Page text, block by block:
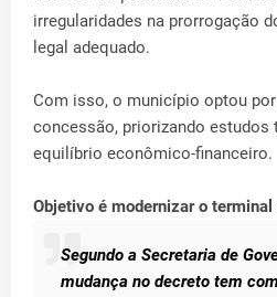
irregularidades na prorrogação
legal adequado.
Com isso, o município optou
concessão, priorizando estudos
equilíbrio econômico-financeiro.
Objetivo é modernizar o
Segundo a Secretaria de
mudança no decreto tem